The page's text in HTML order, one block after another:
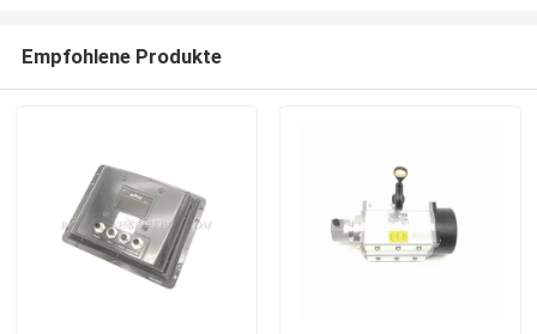
Empfohlene Produkte